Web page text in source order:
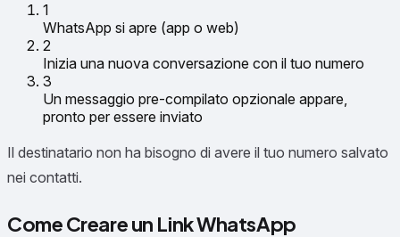
1
WhatsApp si apre (app o web)
2
Inizia una nuova conversazione con il tuo numero
3
Un messaggio pre-compilato opzionale appare,
pronto per essere inviato
Il destinatario non ha bisogno di avere il tuo numero salvato
nei contatti.
Come Creare un Link WhatsApp